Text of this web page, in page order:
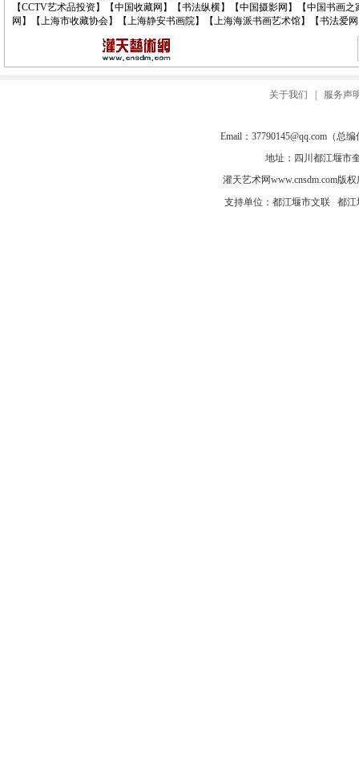
【CCTV艺术品投资】
【中国收藏网】 【书法纵横】 【中国摄影网】
【中国书画之
网】
【上海市收藏协会】 【上海静安书画院】 【上海海派书画艺术馆】 【书法爱
关于我们 服务声
Email： 37790145@qq.com（总编
地址：四川都江堰市
灌天艺术网www.cnsdm.com版权
支持单位：都江堰市文联 都